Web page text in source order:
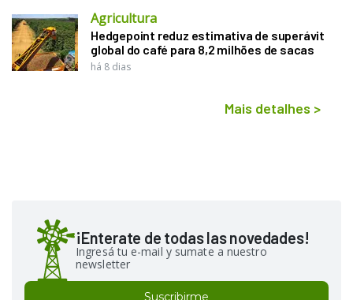
Agricultura
Hedgepoint reduz estimativa de superávit
global do café para 8,2 milhões de sacas
há 8 dias
Mais detalhes >
¡Enterate de todas las novedades!
Ingresá tu e-mail y sumate a nuestro
newsletter
Suscribirme